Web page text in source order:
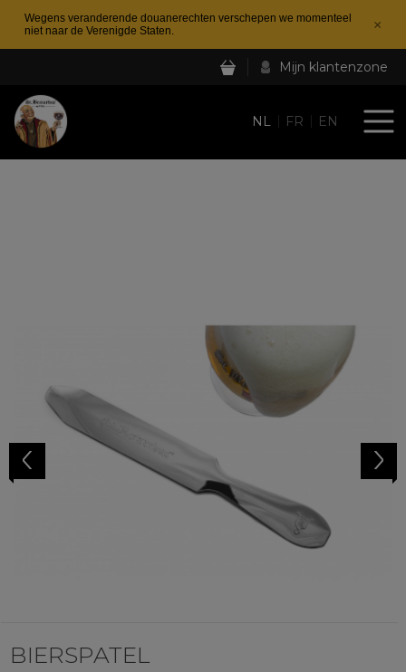
Wegens veranderende douanerechten verschepen we momenteel
niet naar de Verenigde Staten.
×
Mijn klantenzone
NL FR EN
Previous Next
BIERSPATEL